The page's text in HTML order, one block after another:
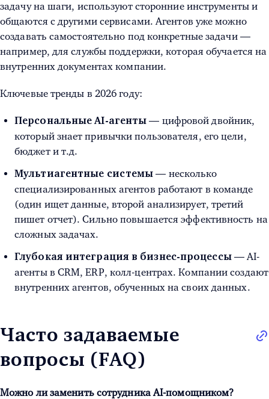
задачу на шаги, используют сторонние инструменты и
общаются с другими сервисами. Агентов уже можно
создавать самостоятельно под конкретные задачи —
например, для службы поддержки, которая обучается на
внутренних документах компании.
Ключевые тренды в 2026 году:
Персональные AI-агенты — цифровой двойник,
который знает привычки пользователя, его цели,
бюджет и т.д.
Мультиагентные системы — несколько
специализированных агентов работают в команде
(один ищет данные, второй анализирует, третий
пишет отчет). Сильно повышается эффективность на
сложных задачах.
Глубокая интеграция в бизнес-процессы— AI-
агенты в CRM, ERP, колл-центрах. Компании создают
внутренних агентов, обученных на своих данных.
Часто задаваемые
вопросы (FAQ)
Можно ли заменить сотрудника AI-помощником?